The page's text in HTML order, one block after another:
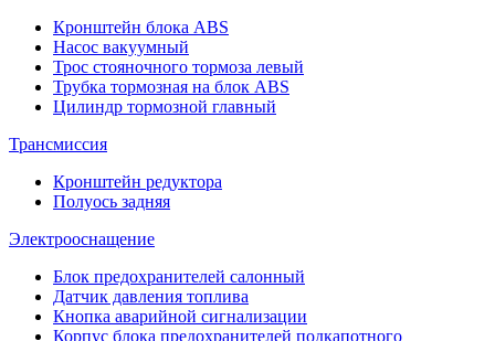
Кронштейн блока ABS
Насос вакуумный
Трос стояночного тормоза левый
Трубка тормозная на блок ABS
Цилиндр тормозной главный
Трансмиссия
Кронштейн редуктора
Полуось задняя
Электрооснащение
Блок предохранителей салонный
Датчик давления топлива
Кнопка аварийной сигнализации
Корпус блока предохранителей подкапотного